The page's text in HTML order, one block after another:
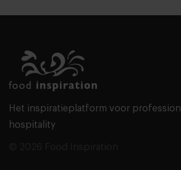
Het inspiratieplatform voor
hospitality